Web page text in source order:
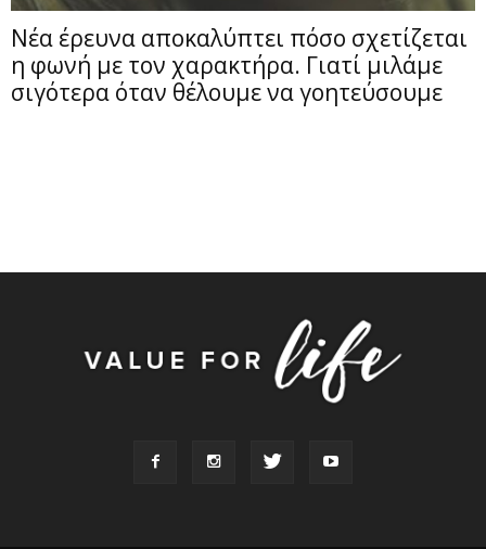
Νέα έρευνα αποκαλύπτει πόσο σχετίζεται
η φωνή με τον χαρακτήρα. Γιατί μιλάμε
σιγότερα όταν θέλουμε να γοητεύσουμε